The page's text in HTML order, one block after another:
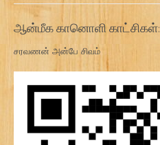
ஆன்மீக கானொளி காட்சிகள்:
சரவணன் அன்பே சிவம்